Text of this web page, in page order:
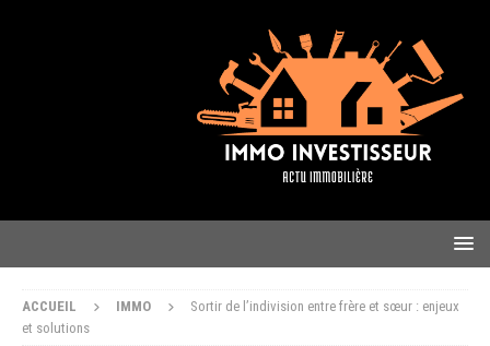
ACCUEIL IMMO
Sortir de l’indivision entre frère et sœur : enjeux
et solutions